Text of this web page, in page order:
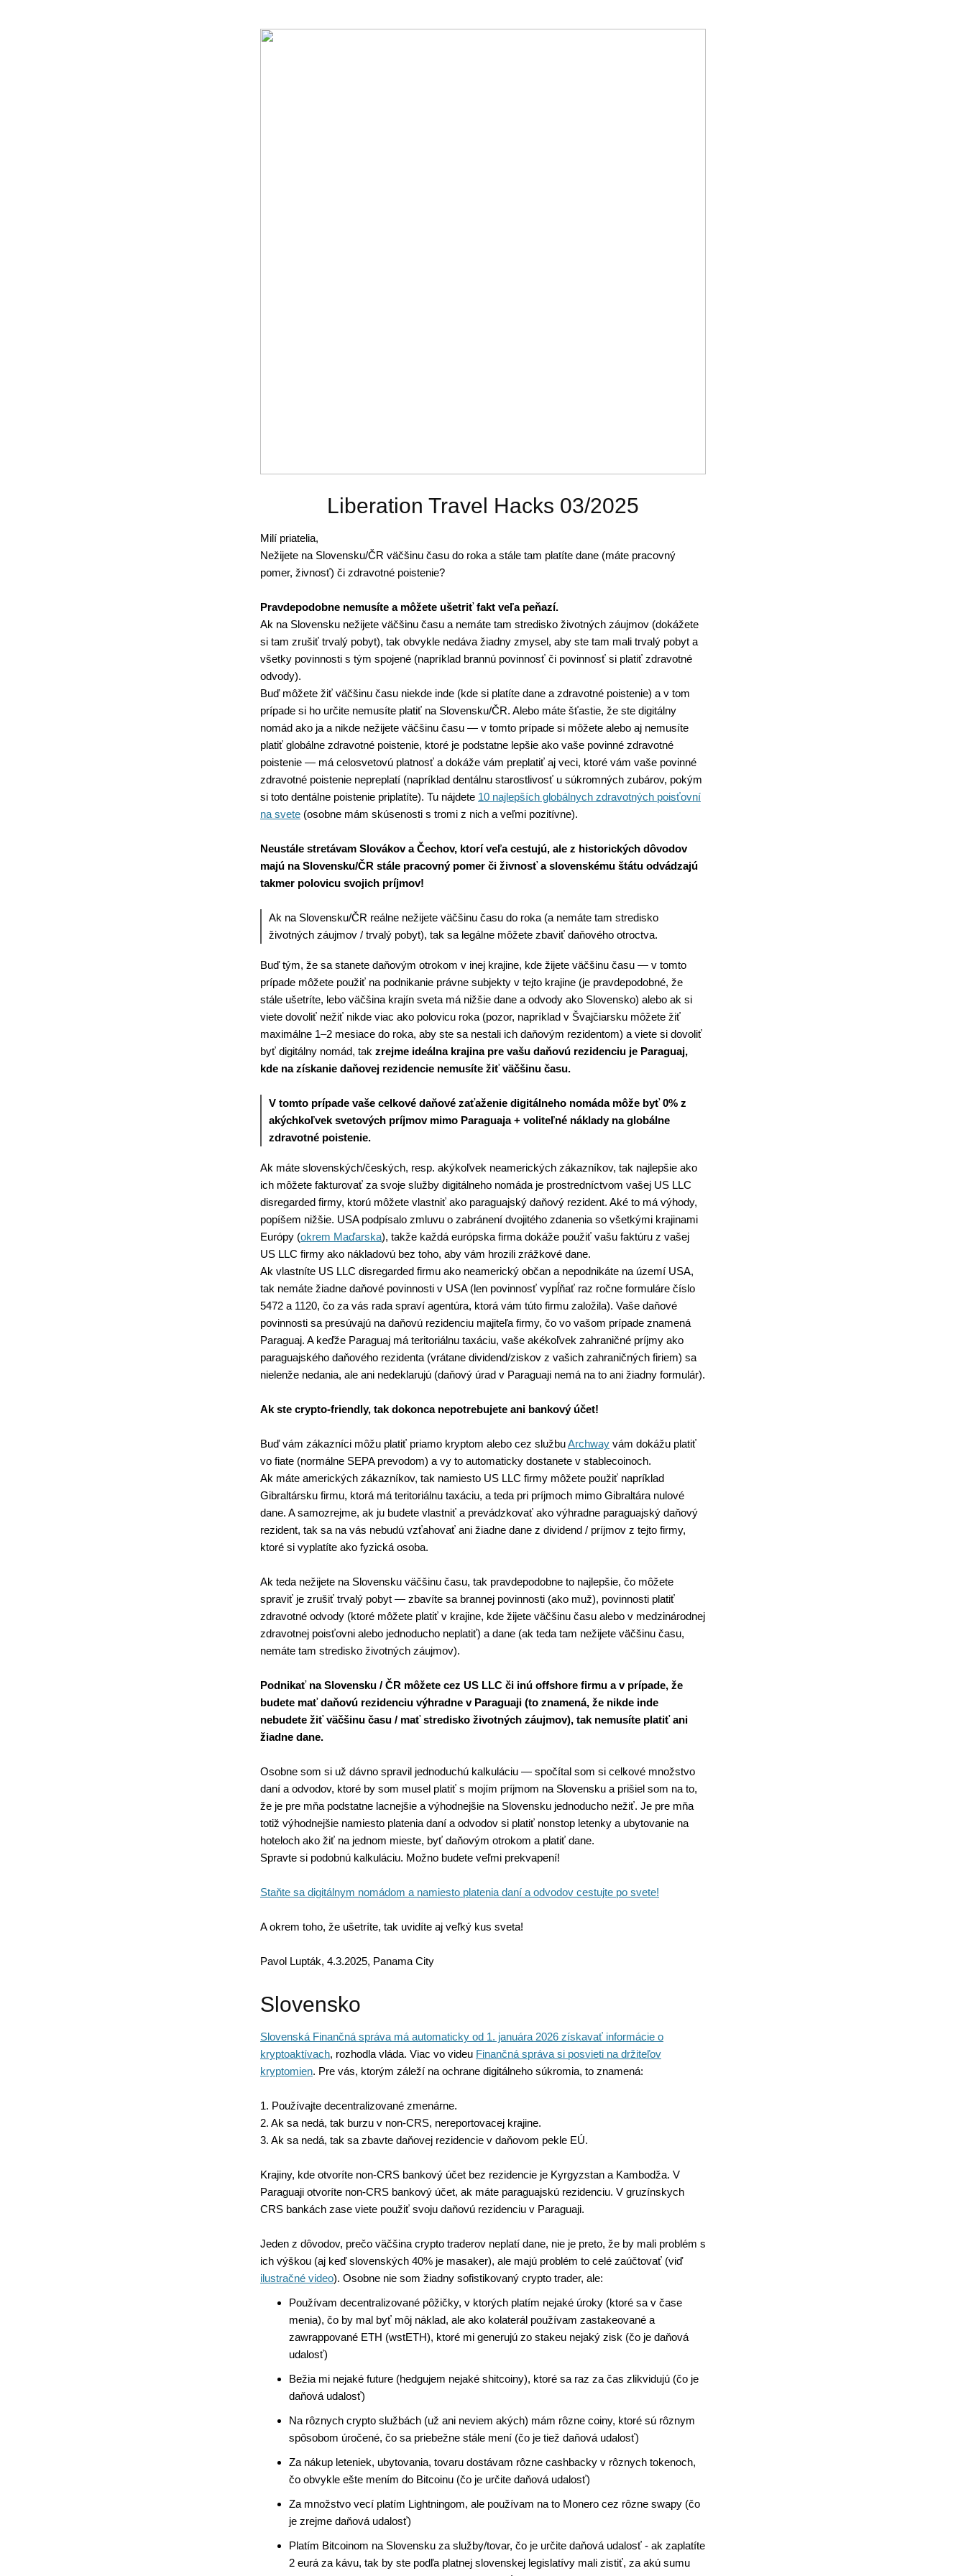
Liberation Travel Hacks 03/2025
Milí priatelia,
Nežijete na Slovensku/ČR väčšinu času do roka a stále tam platíte dane (máte pracovný
pomer, živnosť) či zdravotné poistenie?
Pravdepodobne nemusíte a môžete ušetriť fakt veľa peňazí.
Ak na Slovensku nežijete väčšinu času a nemáte tam stredisko životných záujmov (dokážete
si tam zrušiť trvalý pobyt), tak obvykle nedáva žiadny zmysel, aby ste tam mali trvalý pobyt a
všetky povinnosti s tým spojené (napríklad brannú povinnosť či povinnosť si platiť zdravotné
odvody).
Buď môžete žiť väčšinu času niekde inde (kde si platíte dane a zdravotné poistenie) a v tom
prípade si ho určite nemusíte platiť na Slovensku/ČR. Alebo máte šťastie, že ste digitálny
nomád ako ja a nikde nežijete väčšinu času — v tomto prípade si môžete alebo aj nemusíte
platiť globálne zdravotné poistenie, ktoré je podstatne lepšie ako vaše povinné zdravotné
poistenie — má celosvetovú platnosť a dokáže vám preplatiť aj veci, ktoré vám vaše povinné
zdravotné poistenie nepreplatí (napríklad dentálnu starostlivosť u súkromných zubárov, pokým
si toto dentálne poistenie priplatíte). Tu nájdete 10 najlepších globálnych zdravotných poisťovní
na svete (osobne mám skúsenosti s tromi z nich a veľmi pozitívne).
Neustále stretávam Slovákov a Čechov, ktorí veľa cestujú, ale z historických dôvodov
majú na Slovensku/ČR stále pracovný pomer či živnosť a slovenskému štátu odvádzajú
takmer polovicu svojich príjmov!
Ak na Slovensku/ČR reálne nežijete väčšinu času do roka (a nemáte tam stredisko
životných záujmov / trvalý pobyt), tak sa legálne môžete zbaviť daňového otroctva.
Buď tým, že sa stanete daňovým otrokom v inej krajine, kde žijete väčšinu času — v tomto
prípade môžete použiť na podnikanie právne subjekty v tejto krajine (je pravdepodobné, že
stále ušetríte, lebo väčšina krajín sveta má nižšie dane a odvody ako Slovensko) alebo ak si
viete dovoliť nežiť nikde viac ako polovicu roka (pozor, napríklad v Švajčiarsku môžete žiť
maximálne 1–2 mesiace do roka, aby ste sa nestali ich daňovým rezidentom) a viete si dovoliť
byť digitálny nomád, tak zrejme ideálna krajina pre vašu daňovú rezidenciu je Paraguaj,
kde na získanie daňovej rezidencie nemusíte žiť väčšinu času.
V tomto prípade vaše celkové daňové zaťaženie digitálneho nomáda môže byť 0% z
akýchkoľvek svetových príjmov mimo Paraguaja + voliteľné náklady na globálne
zdravotné poistenie.
Ak máte slovenských/českých, resp. akýkoľvek neamerických zákazníkov, tak najlepšie ako
ich môžete fakturovať za svoje služby digitálneho nomáda je prostredníctvom vašej US LLC
disregarded firmy, ktorú môžete vlastniť ako paraguajský daňový rezident. Aké to má výhody,
popíšem nižšie. USA podpísalo zmluvu o zabránení dvojitého zdanenia so všetkými krajinami
Európy (okrem Maďarska), takže každá európska firma dokáže použiť vašu faktúru z vašej
US LLC firmy ako nákladovú bez toho, aby vám hrozili zrážkové dane.
Ak vlastníte US LLC disregarded firmu ako neamerický občan a nepodnikáte na území USA,
tak nemáte žiadne daňové povinnosti v USA (len povinnosť vypĺňať raz ročne formuláre číslo
5472 a 1120, čo za vás rada spraví agentúra, ktorá vám túto firmu založila). Vaše daňové
povinnosti sa presúvajú na daňovú rezidenciu majiteľa firmy, čo vo vašom prípade znamená
Paraguaj. A keďže Paraguaj má teritoriálnu taxáciu, vaše akékoľvek zahraničné príjmy ako
paraguajského daňového rezidenta (vrátane dividend/ziskov z vašich zahraničných firiem) sa
nielenže nedania, ale ani nedeklarujú (daňový úrad v Paraguaji nemá na to ani žiadny formulár).
Ak ste crypto-friendly, tak dokonca nepotrebujete ani bankový účet!
Buď vám zákazníci môžu platiť priamo kryptom alebo cez službuArchway vám dokážu platiť
vo fiate (normálne SEPA prevodom) a vy to automaticky dostanete v stablecoinoch.
Ak máte amerických zákazníkov, tak namiesto US LLC firmy môžete použiť napríklad
Gibraltársku firmu, ktorá má teritoriálnu taxáciu, a teda pri príjmoch mimo Gibraltára nulové
dane. A samozrejme, ak ju budete vlastniť a prevádzkovať ako výhradne paraguajský daňový
rezident, tak sa na vás nebudú vzťahovať ani žiadne dane z dividend / príjmov z tejto firmy,
ktoré si vyplatíte ako fyzická osoba.
Ak teda nežijete na Slovensku väčšinu času, tak pravdepodobne to najlepšie, čo môžete
spraviť je zrušiť trvalý pobyt — zbavíte sa brannej povinnosti (ako muž), povinnosti platiť
zdravotné odvody (ktoré môžete platiť v krajine, kde žijete väčšinu času alebo v medzinárodnej
zdravotnej poisťovni alebo jednoducho neplatiť) a dane (ak teda tam nežijete väčšinu času,
nemáte tam stredisko životných záujmov).
Podnikať na Slovensku / ČR môžete cez US LLC či inú offshore firmu a v prípade, že
budete mať daňovú rezidenciu výhradne v Paraguaji (to znamená, že nikde inde
nebudete žiť väčšinu času / mať stredisko životných záujmov), tak nemusíte platiť ani
žiadne dane.
Osobne som si už dávno spravil jednoduchú kalkuláciu — spočítal som si celkové množstvo
daní a odvodov, ktoré by som musel platiť s mojím príjmom na Slovensku a prišiel som na to,
že je pre mňa podstatne lacnejšie a výhodnejšie na Slovensku jednoducho nežiť. Je pre mňa
totiž výhodnejšie namiesto platenia daní a odvodov si platiť nonstop letenky a ubytovanie na
hoteloch ako žiť na jednom mieste, byť daňovým otrokom a platiť dane.
Spravte si podobnú kalkuláciu. Možno budete veľmi prekvapení!
Staňte sa digitálnym nomádom a namiesto platenia daní a odvodov cestujte po svete!
A okrem toho, že ušetríte, tak uvidíte aj veľký kus sveta!
Pavol Lupták, 4.3.2025, Panama City
Slovensko
Slovenská Finančná správa má automaticky od 1. januára 2026 získavať informácie o
kryptoaktívach, rozhodla vláda. Viac vo videu Finančná správa si posvieti na držiteľov
kryptomien. Pre vás, ktorým záleží na ochrane digitálneho súkromia, to znamená:
1. Používajte decentralizované zmenárne.
2. Ak sa nedá, tak burzu v non-CRS, nereportovacej krajine.
3. Ak sa nedá, tak sa zbavte daňovej rezidencie v daňovom pekle EÚ.
Krajiny, kde otvoríte non-CRS bankový účet bez rezidencie je Kyrgyzstan a Kambodža. V
Paraguaji otvoríte non-CRS bankový účet, ak máte paraguajskú rezidenciu. V gruzínskych
CRS bankách zase viete použiť svoju daňovú rezidenciu v Paraguaji.
Jeden z dôvodov, prečo väčšina crypto traderov neplatí dane, nie je preto, že by mali problém s
ich výškou (aj keď slovenských 40% je masaker), ale majú problém to celé zaúčtovať (viď
ilustračné video). Osobne nie som žiadny sofistikovaný crypto trader, ale:
Používam decentralizované pôžičky, v ktorých platím nejaké úroky (ktoré sa v čase
menia), čo by mal byť môj náklad, ale ako kolaterál používam zastakeované a
zawrappované ETH (wstETH), ktoré mi generujú zo stakeu nejaký zisk (čo je daňová
udalosť)
Bežia mi nejaké future (hedgujem nejaké shitcoiny), ktoré sa raz za čas zlikvidujú (čo je
daňová udalosť)
Na rôznych crypto službách (už ani neviem akých) mám rôzne coiny, ktoré sú rôznym
spôsobom úročené, čo sa priebežne stále mení (čo je tiež daňová udalosť)
Za nákup leteniek, ubytovania, tovaru dostávam rôzne cashbacky v rôznych tokenoch,
čo obvykle ešte mením do Bitcoinu (čo je určite daňová udalosť)
Za množstvo vecí platím Lightningom, ale používam na to Monero cez rôzne swapy (čo
je zrejme daňová udalosť)
Platím Bitcoinom na Slovensku za služby/tovar, čo je určite daňová udalosť - ak zaplatíte
2 eurá za kávu, tak by ste podľa platnej slovenskej legislatívy mali zistiť, za akú sumu